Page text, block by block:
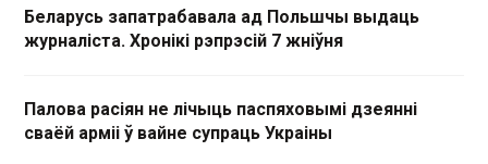
Беларусь запатрабавала ад Польшчы выдаць
журналіста. Хронікі рэпрэсій 7 жніўня
Палова расіян не лічыць паспяховымі дзеянні
сваёй арміі ў вайне супраць Украіны